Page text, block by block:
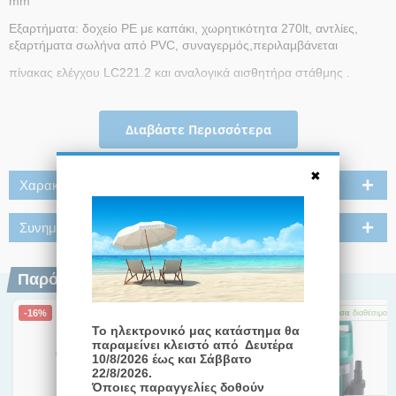
Εξαρτήματα: δοχείο PE με καπάκι, χωρητικότητα 270lt, αντλίες,
εξαρτήματα σωλήνα από PVC, συναγερμός,περιλαμβάνεται
πίνακας ελέγχου LC221.2 και αναλογικά αισθητήρα στάθμης .
Τύπος πτερωτής: Vortex.
Ελεύθερο πέρασμα στερεού : 35mm
Διαβάστε Περισσότερα
Χαρακτηριστικά
Συνημμένα
Παρόμοια Προϊόντα
-16% Άμεσα διαθέσιμο
Το ηλεκτρονικό μας κατάστημα θα
παραμείνει κλειστό από Δευτέρα
10/8/2026 έως και Σάββατο
22/8/2026.
Όποιες παραγγελίες δοθούν